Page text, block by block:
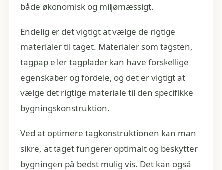
både økonomisk og miljømæssigt.
Endelig er det vigtigt at vælge de rigtige
materialer til taget. Materialer som tagsten,
tagpap eller tagplader kan have forskellige
egenskaber og fordele, og det er vigtigt at
vælge det rigtige materiale til den specifikke
bygningskonstruktion.
Ved at optimere tagkonstruktionen kan man
sikre, at taget fungerer optimalt og beskytter
bygningen på bedst mulig vis. Det kan også